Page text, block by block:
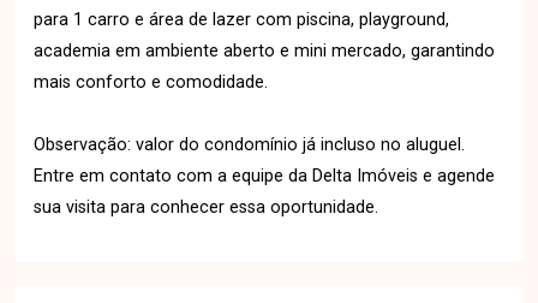
para 1 carro e área de lazer com piscina, playground,
academia em ambiente aberto e mini mercado, garantindo
mais conforto e comodidade.
Observação: valor do condomínio já incluso no aluguel.
Entre em contato com a equipe da Delta Imóveis e agende
sua visita para conhecer essa oportunidade.